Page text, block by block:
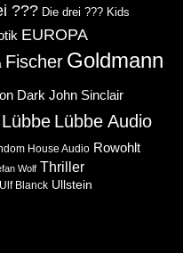
??? Die drei ??? Kids
EUROPA
Fischer Goldmann
Dark John Sinclair
Lübbe Lübbe Audio
House Audio Rowohlt
Wolf Thriller
Ulf Blanck Ullstein